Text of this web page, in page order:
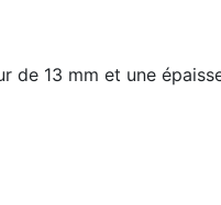
de 13 mm et une